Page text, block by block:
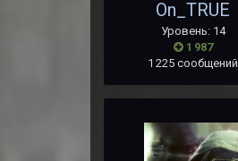
On_TRUE
Уровень: 14
1 987
1 225 сообщений